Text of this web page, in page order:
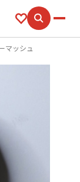
マッシュ